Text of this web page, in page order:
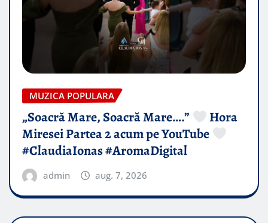
MUZICA POPULARA
„Soacră Mare, Soacră Mare….”
Hora
Miresei Partea 2 acum pe YouTube
#ClaudiaIonas #AromaDigital
admin aug. 7, 2026